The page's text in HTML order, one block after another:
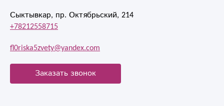
Сыктывкар, пр. Октябрьский, 214
+78212558715
fl0riska5zvety@yandex.com
Заказать звонок